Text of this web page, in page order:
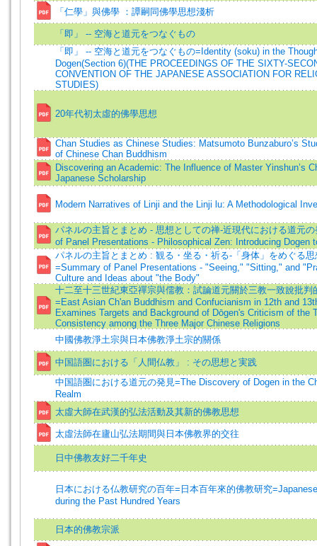
「仁學」與佛學 ：譚嗣同佛學思想淺析
「即」 -- 空海と道元をつなぐもの
「即」 -- 空海と道元をつなぐもの=Identity (soku) in the
Dogen(Section 6)(THE PROCEEDINGS OF THE SIXTY-
CONVENTION OF THE JAPANESE ASSOCIATION FOR
STUDIES)
20年代初太虛的佛學思想
Chan Studies as Chinese Studies: Matsumoto Bunzaburo’s
of Chinese Chan Buddhism
Discovering an Academic: The Influence of Master Yinshun’s
Japanese Scholarship
Modern Narratives of Linji and the Linji lu: A Methodological
パネルの主旨とまとめ - 思想としての禅-近現代における道元
of Panel Presentations - Philosophical Zen: Introducing Dogen
パネルの主旨とまとめ : 観る・坐る・祈る-「身体」をめぐる
=Summary of Panel Presentations - "Seeing," "Sitting," and
Culture and Ideas about "the Body"
十二至十三世紀東亞禪宗與儒教：試論道元關於三教一致說批判
=East Asian Ch'an Buddhism and Confucianism in 12th and
Examines Targets and Background of Dōgen's Criticism of the
Consistency among the Three Major Chinese Religions
中國佛教淨土宗與日本佛教淨土宗的關係
中国語圏における「人間仏教」 : その思想と実践
中国語圏における道元の発見=The Discovery of Dogen in the
Realm
太虛大師在武漢的弘法活動及其新的佛教思想
太虛法師在廬山弘法期間與日本佛教界的交往
日中佛教友好二千年史
日本における仏教研究の百年=日本百年來的佛教研究
during the Past Hundred Years
日本的佛教宗派